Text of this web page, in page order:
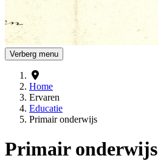
Verberg menu
Home
Ervaren
Educatie
Primair onderwijs
Primair onderwijs